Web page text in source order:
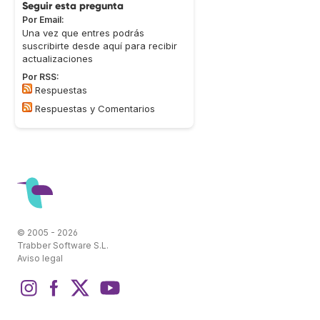
Seguir esta pregunta
Por Email:
Una vez que entres podrás
suscribirte desde aquí para recibir
actualizaciones
Por RSS:
Respuestas
Respuestas y Comentarios
© 2005 - 2026
Trabber Software S.L.
Aviso legal